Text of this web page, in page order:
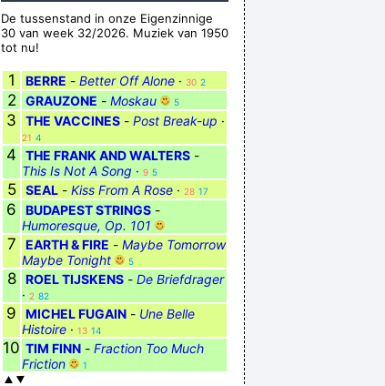
De tussenstand in onze Eigenzinnige
30 van week 32/2026. Muziek van 1950
tot nu!
1 BERRE - Better Off Alone · 30 2
2 GRAUZONE - Moskau 5
3 THE VACCINES - Post Break-up ·
21 4
4 THE FRANK AND WALTERS -
This Is Not A Song · 9 5
5 SEAL - Kiss From A Rose · 28 17
6 BUDAPEST STRINGS -
Humoresque, Op. 101
7 EARTH & FIRE - Maybe Tomorrow
Maybe Tonight
5
8 ROEL TIJSKENS - De Briefdrager
· 2 82
9 MICHEL FUGAIN - Une Belle
Histoire · 13 14
10 TIM FINN - Fraction Too Much
Friction
1